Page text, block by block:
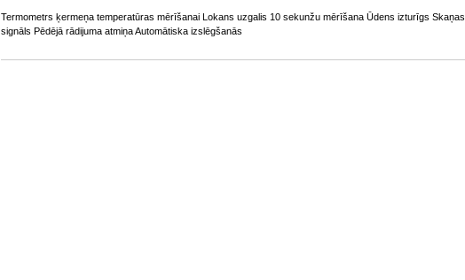
Termometrs ķermeņa temperatūras mērīšanai Lokans uzgalis 10 sekunžu mērīšana Ūdens izturīgs Skaņas
signāls Pēdējā rādijuma atmiņa Automātiska izslēgšanās